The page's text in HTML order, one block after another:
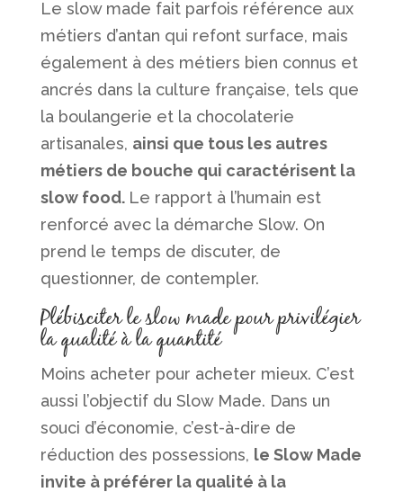
Le slow made fait parfois référence aux
métiers d’antan qui refont surface, mais
également à des métiers bien connus et
ancrés dans la culture française, tels que
la boulangerie et la chocolaterie
artisanales, ainsi que tous les autres
métiers de bouche qui caractérisent la
slow food. Le rapport à l’humain est
renforcé avec la démarche Slow. On
prend le temps de discuter, de
questionner, de contempler.
Plébisciter le slow made pour privilégier
la qualité à la quantité
Moins acheter pour acheter mieux. C’est
aussi l’objectif du Slow Made. Dans un
souci d’économie, c’est-à-dire de
réduction des possessions, le Slow Made
invite à préférer la qualité à la